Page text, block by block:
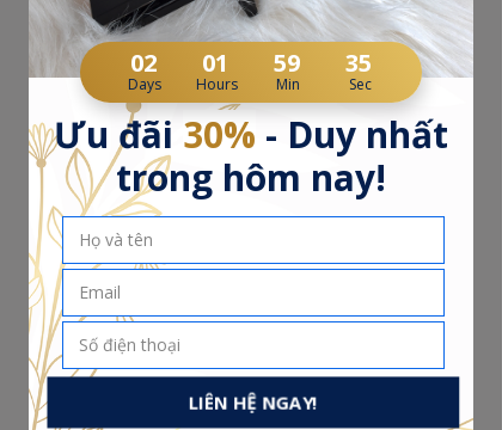
LIÊN HỆ NGAY!
Ưu đãi 30% - Duy nhất
trong hôm nay!
02 01 59 34
Days Hours Min Sec